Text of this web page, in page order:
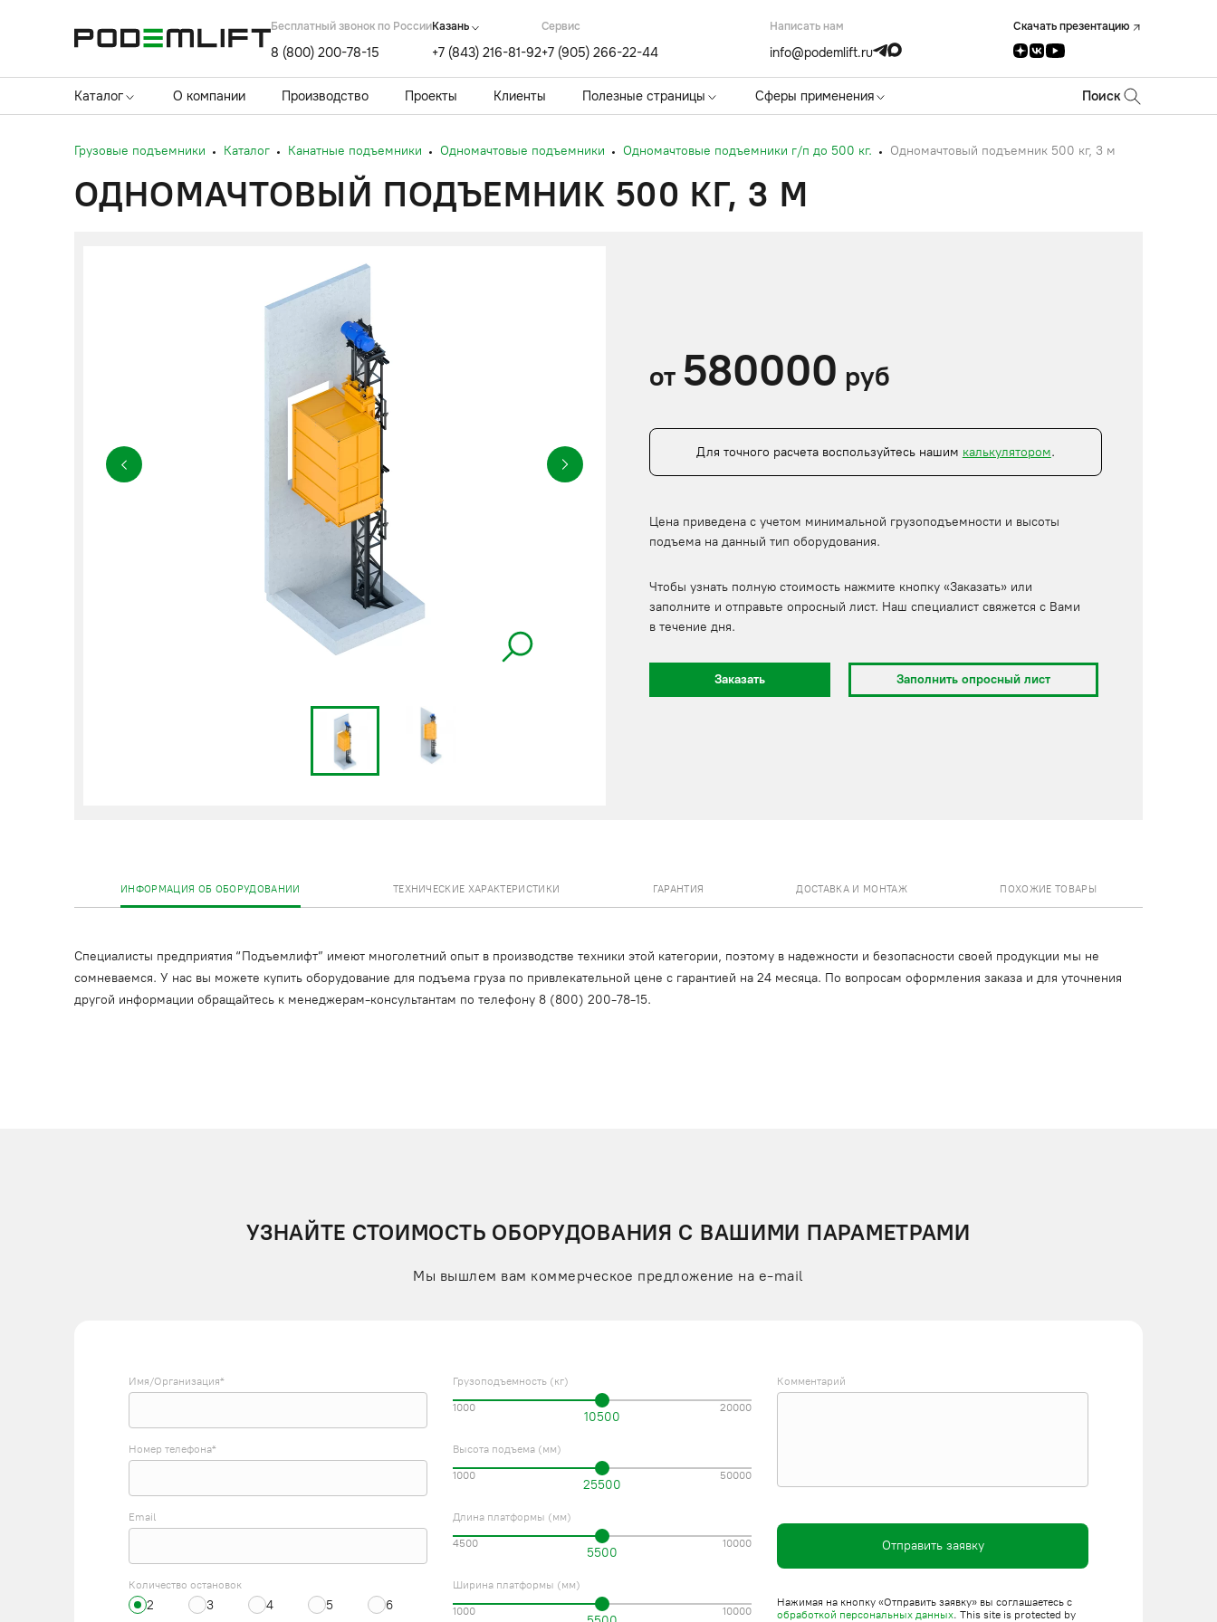
Бесплатный звонок по России
8 (800) 200-78-15
Казань
+7 (843) 216-81-92
Cервис
+7 (905) 266-22-44
Написать нам
info@podemlift.ru
Скачать презентацию
Каталог О компании Производство Проекты Клиенты Полезные страницы Сферы применения Поиск
Грузовые подъемники Каталог Канатные подъемники Одномачтовые подъемники Одномачтовые подъемники г/п до 500 кг. Одномачтовый подъемник 500 кг, 3 м
ОДНОМАЧТОВЫЙ ПОДЪЕМНИК 500 КГ, 3 М
от 580000 руб
Для точного расчета воспользуйтесь нашим калькулятором.
Цена приведена с учетом минимальной грузоподъемности и высоты
подъема на данный тип оборудования.
Чтобы узнать полную стоимость нажмите кнопку «Заказать» или
заполните и отправьте опросный лист. Наш специалист свяжется с Вами
в течение дня.
Заказать Заполнить опросный лист
ИНФОРМАЦИЯ ОБ ОБОРУДОВАНИИ ТЕХНИЧЕСКИЕ ХАРАКТЕРИСТИКИ ГАРАНТИЯ ДОСТАВКА И МОНТАЖ ПОХОЖИЕ ТОВАРЫ
Специалисты предприятия “Подъемлифт” имеют многолетний опыт в производстве техники этой категории, поэтому в надежности и безопасности своей продукции мы не
сомневаемся. У нас вы можете купить оборудование для подъема груза по привлекательной цене с гарантией на 24 месяца. По вопросам оформления заказа и для уточнения
другой информации обращайтесь к менеджерам-консультантам по телефону 8 (800) 200-78-15.
УЗНАЙТЕ СТОИМОСТЬ ОБОРУДОВАНИЯ С ВАШИМИ ПАРАМЕТРАМИ
Мы вышлем вам коммерческое предложение на e-mail
Имя/Организация*
Номер телефона*
Email
Количество остановок
2 3 4 5 6
Грузоподъемность (кг)
10500
1000 20000
Высота подъема (мм)
25500
1000 50000
Длина платформы (мм)
5500
4500 10000
Ширина платформы (мм)
1000 10000
Комментарий
Отправить заявку
Нажимая на кнопку «Отправить заявку» вы соглашаетесь с
обработкой персональных данных. This site is protected by